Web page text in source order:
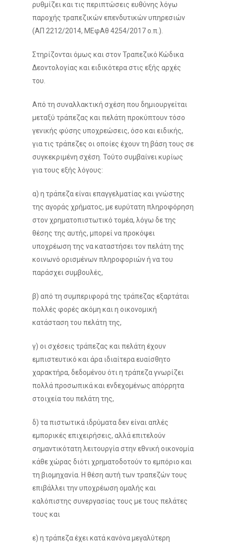
ρυθμίζει και τις περιπτώσεις ευθύνης λόγω
παροχής τραπεζικών επενδυτικών υπηρεσιών
(ΑΠ 2212/2014, ΜΕφΑθ 4254/2017 ο.π.).
Στηρίζονται όμως και στον Τραπεζικό Κώδικα
Δεοντολογίας και ειδικότερα στις εξής αρχές
του.
Από τη συναλλακτική σχέση που δημιουργείται
μεταξύ τράπεζας και πελάτη προκύπτουν τόσο
γενικής φύσης υποχρεώσεις, όσο και ειδικής,
για τις τράπεζες οι οποίες έχουν τη βάση τους σε
συγκεκριμένη σχέση. Τούτο συμβαίνει κυρίως
για τους εξής λόγους:
α) η τράπεζα είναι επαγγελματίας και γνώστης
της αγοράς χρήματος, με ευρύτατη πληροφόρηση
στον χρηματοπιστωτικό τομέα, λόγω δε της
θέσης της αυτής, μπορεί να προκόψει
υποχρέωση της να καταστήσει τον πελάτη της
κοινωνό ορισμένων πληροφοριών ή να του
παράσχει συμβουλές,
β) από τη συμπεριφορά της τράπεζας εξαρτάται
πολλές φορές ακόμη και η οικονομική
κατάσταση του πελάτη της,
γ) οι σχέσεις τράπεζας και πελάτη έχουν
εμπιστευτικό και άρα ιδιαίτερα ευαίσθητο
χαρακτήρα, δεδομένου ότι η τράπεζα γνωρίζει
πολλά προσωπικά και ενδεχομένως απόρρητα
στοιχεία του πελάτη της,
δ) τα πιστωτικά ιδρύματα δεν είναι απλές
εμπορικές επιχειρήσεις, αλλά επιτελούν
σημαντικότατη λειτουργία στην εθνική οικονομία
κάθε χώρας διότι χρηματοδοτούν το εμπόριο και
τη βιομηχανία. Η θέση αυτή των τραπεζών τους
επιβάλλει την υποχρέωση ομαλής και
καλόπιστης συνεργασίας τους με τους πελάτες
τους και
ε) η τράπεζα έχει κατά κανόνα μεγαλύτερη